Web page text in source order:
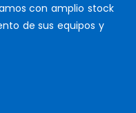
con amplio stock
de sus equipos y